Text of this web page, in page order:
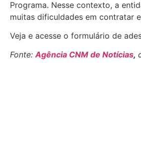
Programa. Nesse contexto, a
muitas dificuldades em contratar
Veja e acesse o formulário de
Fonte:Agência CNM de Notícias,